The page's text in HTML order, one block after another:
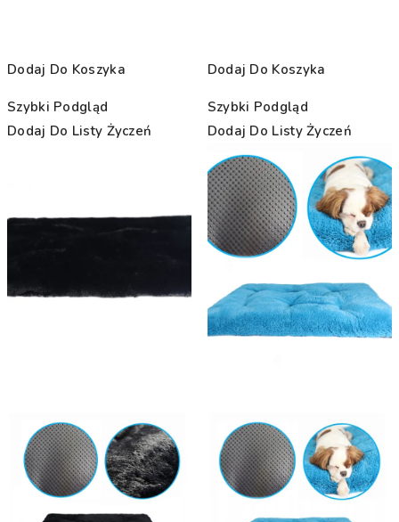
Dodaj Do Koszyka
Szybki Podgląd
Dodaj Do Listy Życzeń
Dodaj Do Koszyka
Szybki Podgląd
Dodaj Do Listy Życzeń